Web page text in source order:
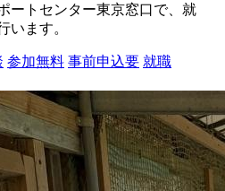
ートセンター東京窓口で、就
います。
参加無料 事前申込要 就職